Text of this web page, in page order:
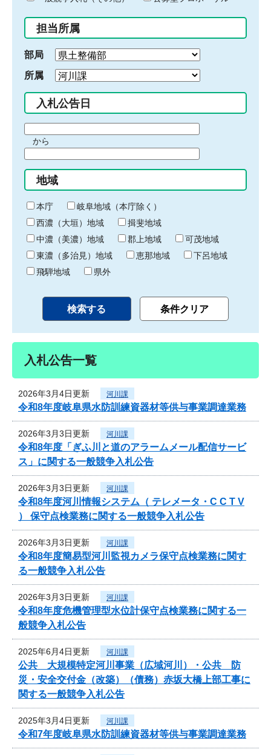
入
力
担当所属
部局
所属
入札公告日
間
始
り
から
間
終
わ
り
地域
本庁
岐阜地域（本庁除く）
西濃（大垣）地域
揖斐地域
中濃（美濃）地域
郡上地域
可茂地域
東濃（多治見）地域
恵那地域
下呂地域
飛騨地域
県外
入札公告一覧
2026年3月4日更新 河川課
令和8年度岐阜県水防訓練資器材等供与事業調達業務
2026年3月3日更新 河川課
令和8年度「ぎふ川と道のアラームメール配信サービ
ス」に関する一般競争入札公告
2026年3月3日更新 河川課
令和8年度河川情報システム（ テレメータ・C C T V
） 保守点検業務に関する一般競争入札公告
2026年3月3日更新 河川課
令和8年度簡易型河川監視カメラ保守点検業務に関す
る一般競争入札公告
2026年3月3日更新 河川課
令和8年度危機管理型水位計保守点検業務に関する一
般競争入札公告
2025年6月4日更新 河川課
公共 大規模特定河川事業（広域河川）・公共 防
災・安全交付金（改築）（債務）赤坂大橋上部工事に
関する一般競争入札公告
2025年3月4日更新 河川課
令和7年度岐阜県水防訓練資器材等供与事業調達業務